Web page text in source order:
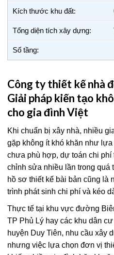
Kích thước khu đất:
Tổng diện tích xây dựng:
Số tầng:
Công ty thiết kế nhà
Giải pháp kiến tạo
cho gia đình Việt
Khi chuẩn bị xây nhà, nhiều
gặp không ít khó khăn như
chưa phù hợp, dự toán chi phí
chỉnh sửa nhiều lần trong quá
hồ sơ thiết kế bài bản cũng là
trình phát sinh chi phí và kéo
Thực tế tại khu vực đường
TP Phủ Lý hay các khu dân
huyện Duy Tiên, nhu cầu xây
nhưng việc lựa chọn đơn vị